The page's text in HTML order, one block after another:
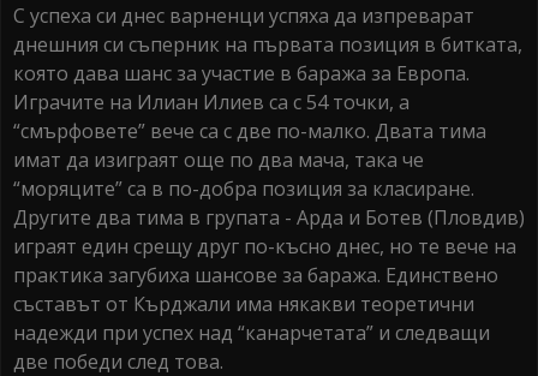
С успеха си днес варненци успяха да изпреварат
днешния си съперник на първата позиция в битката,
която дава шанс за участие в баража за Европа.
Играчите на Илиан Илиев са с 54 точки, а
“смърфовете” вече са с две по-малко. Двата тима
имат да изиграят още по два мача, така че
“моряците” са в по-добра позиция за класиране.
Другите два тима в групата - Арда и Ботев (Пловдив)
играят един срещу друг по-късно днес, но те вече на
практика загубиха шансове за баража. Единствено
съставът от Кърджали има някакви теоретични
надежди при успех над “канарчетата” и следващи
две победи след това.